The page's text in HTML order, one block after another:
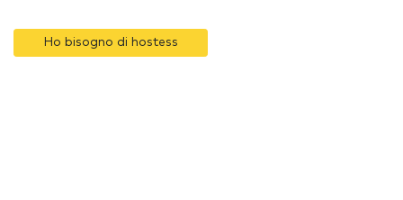
Ho bisogno di hostess